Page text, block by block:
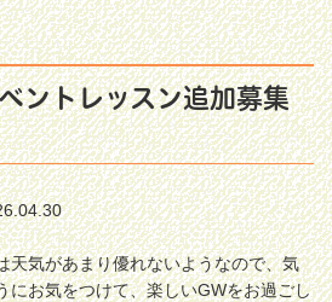
ントレッスン追加募集
天気があまり優れないようなので、気
にお気をつけて、楽しいGWをお過ごし